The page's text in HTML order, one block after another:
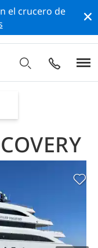
el crucero de